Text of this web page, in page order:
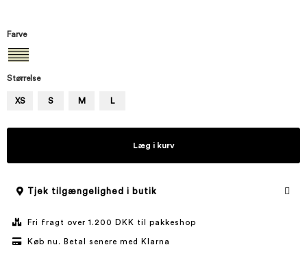
Farve
Størrelse
XS S M L
Læg i kurv
Tjek tilgængelighed i butik
Fri fragt over 1.200 DKK til pakkeshop
Køb nu. Betal senere med Klarna